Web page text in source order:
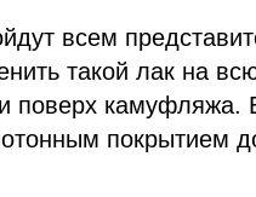
всем
такой лак на
поверх
покрытием